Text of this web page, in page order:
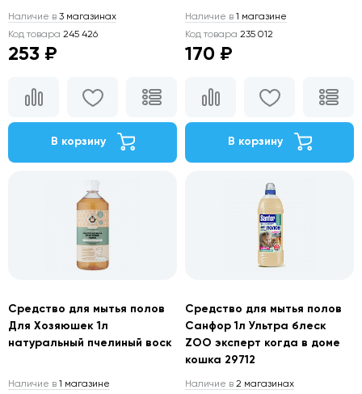
Наличие в 3 магазинах
Код товара 245 426
253 ₽
В корзину
Наличие в 1 магазине
Код товара 235 012
170 ₽
В корзину
Средство для мытья полов
Для Хозяюшек 1л
натуральный пчелиный воск
Наличие в 1 магазине
Средство для мытья полов
Санфор 1л Ультра блеск
ZOO эксперт когда в доме
кошка 29712
Наличие в 2 магазинах